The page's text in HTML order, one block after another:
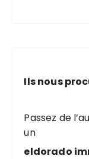
Ils nous
Passez de
un
eldorado